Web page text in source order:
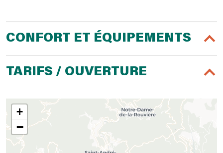
CONFORT ET ÉQUIPEMENTS
TARIFS / OUVERTURE
+
−